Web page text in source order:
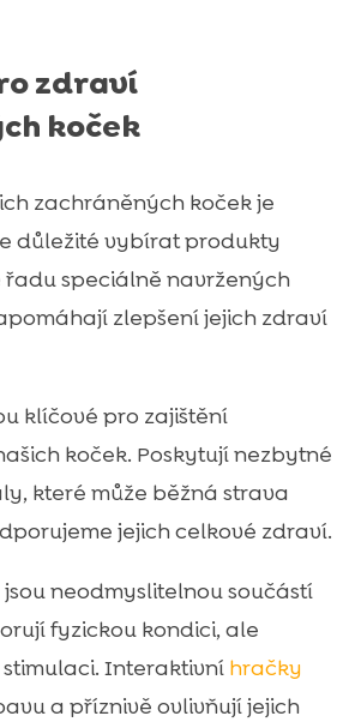
zdraví
koček
zachráněných koček je
důležité vybírat produkty
speciálně navržených
zlepšení jejich zdraví
klíčové pro zajištění
koček. Poskytují nezbytné
které může běžná strava
jejich celkové zdraví.
jsou neodmyslitelnou součástí
fyzickou kondici, ale
Interaktivní hračky
a příznivě ovlivňují jejich